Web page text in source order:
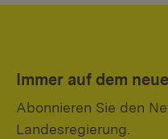
Immer auf dem
Abonnieren Sie den
Landesregierung.